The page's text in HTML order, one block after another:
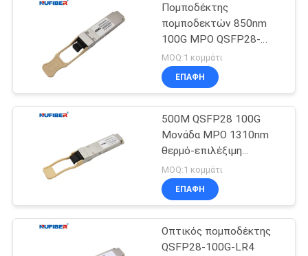
Πομποδέκτης
πομποδεκτών 850nm
100G MPO QSFP28-
100G-SR4 100G QSFP28
MOQ:1 κομμάτι
ΕΠΑΦΉ
500M QSFP28 100G
Μονάδα MPO 1310nm
θερμό-επιλέξιμη
QSFP28-100G-SR4
MOQ:1 κομμάτι
ΕΠΑΦΉ
Οπτικός πομποδέκτης
QSFP28-100G-LR4